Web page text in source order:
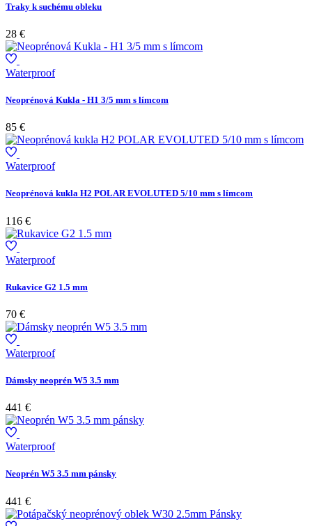
Traky k suchému obleku
28 €
Waterproof
Neoprénová Kukla - H1 3/5 mm s límcom
85 €
Waterproof
Neoprénová kukla H2 POLAR EVOLUTED 5/10 mm s límcom
116 €
Waterproof
Rukavice G2 1.5 mm
70 €
Waterproof
Dámsky neoprén W5 3.5 mm
441 €
Waterproof
Neoprén W5 3.5 mm pánsky
441 €